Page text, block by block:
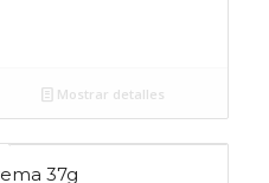
Mostrar detalles
37g